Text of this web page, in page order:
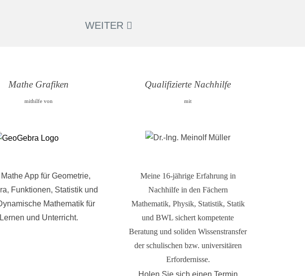
WEITER
Mathe Grafiken
mithilfe von
App für Geometrie,
Funktionen, Statistik und
Mathematik für
Lernen und Unterricht.
Qualifizierte Nachhilfe
mit
Meine 16-jährige Erfahrung in
Nachhilfe in den Fächern
Mathematik, Physik, Statistik, Statik
und BWL sichert kompetente
Beratung und soliden Wissenstransfer
der schulischen bzw. universitären
Erfordernisse.
Holen Sie sich einen Termin